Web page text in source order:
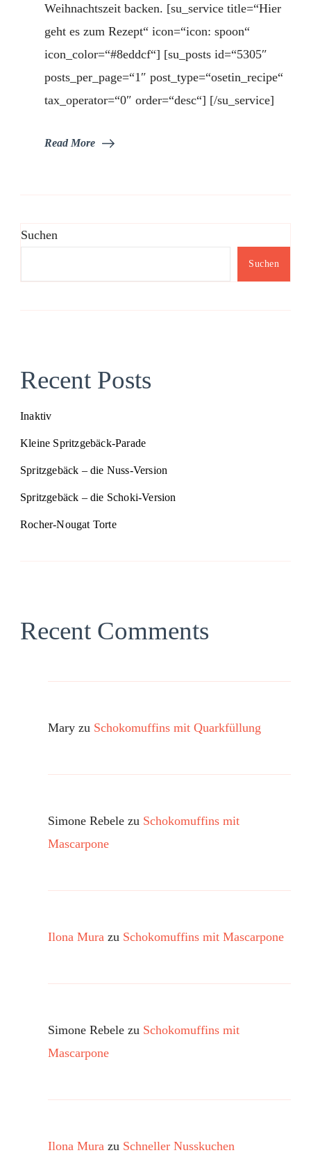
Nuss-
Fans
Weihnachtszeit backen. [su_service title=“Hier
geht es zum Rezept“ icon=“icon: spoon“
icon_color=“#8eddcf“] [su_posts id=“5305″
posts_per_page=“1″ post_type=“osetin_recipe“
tax_operator=“0″ order=“desc“] [/su_service]
Read More
Suchen
Suchen
Recent Posts
Inaktiv
Kleine Spritzgebäck-Parade
Spritzgebäck – die Nuss-Version
Spritzgebäck – die Schoki-Version
Rocher-Nougat Torte
Recent Comments
Mary zu Schokomuffins mit Quarkfüllung
Simone Rebele zu Schokomuffins mit
Mascarpone
Ilona Mura zu Schokomuffins mit Mascarpone
Simone Rebele zu Schokomuffins mit
Mascarpone
Ilona Mura zu Schneller Nusskuchen